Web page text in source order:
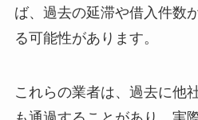
ば、過去の延滞や借入件数
る可能性があります。
これらの業者は、過去に他